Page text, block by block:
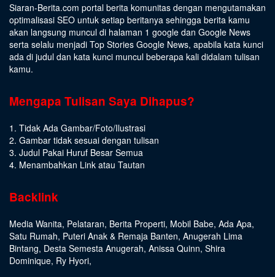
Siaran-Berita.com portal berita komunitas dengan mengutamakan
optimalisasi SEO untuk setiap beritanya sehingga berita kamu
akan langsung muncul di halaman 1 google dan Google News
serta selalu menjadi Top Stories Google News, apabila kata kunci
ada di judul dan kata kunci muncul beberapa kali didalam tulisan
kamu.
Mengapa Tulisan Saya Dihapus?
1. Tidak Ada Gambar/Foto/Ilustrasi
2. Gambar tidak sesuai dengan tulisan
3. Judul Pakai Huruf Besar Semua
4. Menambahkan Link atau Tautan
Backlink
Media Wanita, Pelataran, Berita Properti, Mobil Babe, Ada Apa,
Satu Rumah, Puteri Anak & Remaja Banten, Anugerah Lima
Bintang, Desta Semesta Anugerah, Anissa Quinn, Shira
Dominique, Ry Hyori,